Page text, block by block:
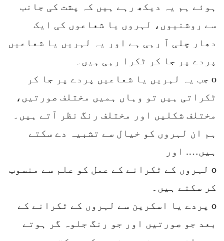
ہوئے ہم یہ دیکھ رہے ہیں کہ پشت کی جانب
سے روشنیوں، لہروں یا شعاعوں کی ایک
دھار چلی آ رہی ہے اور یہ لہریں یا شعاعیں
پردے پر جا کر ٹکرا رہی ہیں۔
o جب یہ لہریں یا شعاعیں پردے پر جا کر
ٹکراتی ہیں تو وہاں ہمیں مختلف صورتیں،
مختلف شکلیں اور مختلف رنگ نظر آتے ہیں۔
ہم ان لہروں کو خیال سے تشبیہ دے سکتے
ہیں…. اور
o لہروں کے ٹکرانے کے عمل کو علم سے منسوب
کر سکتے ہیں۔
o پردے یا اسکرین سے لہروں کے ٹکرانے کے
بعد جو صورتیں اور جو رنگ جلوہ گر ہوتے